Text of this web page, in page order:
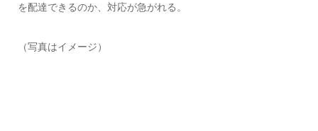
を配達できるのか、対応が急がれる。
（写真はイメージ）